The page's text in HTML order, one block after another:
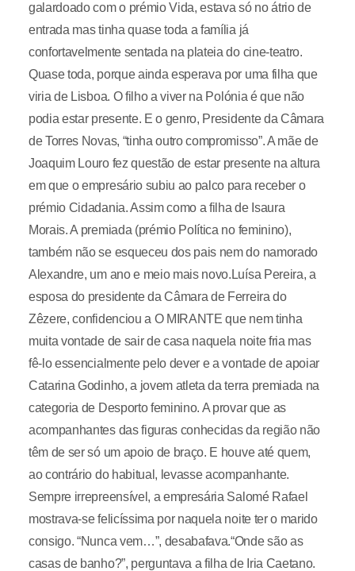
galardoado com o prémio Vida, estava só no átrio de
entrada mas tinha quase toda a família já
confortavelmente sentada na plateia do cine-teatro.
Quase toda, porque ainda esperava por uma filha que
viria de Lisboa. O filho a viver na Polónia é que não
podia estar presente. E o genro, Presidente da Câmara
de Torres Novas, “tinha outro compromisso”. A mãe de
Joaquim Louro fez questão de estar presente na altura
em que o empresário subiu ao palco para receber o
prémio Cidadania. Assim como a filha de Isaura
Morais. A premiada (prémio Política no feminino),
também não se esqueceu dos pais nem do namorado
Alexandre, um ano e meio mais novo.Luísa Pereira, a
esposa do presidente da Câmara de Ferreira do
Zêzere, confidenciou a O MIRANTE que nem tinha
muita vontade de sair de casa naquela noite fria mas
fê-lo essencialmente pelo dever e a vontade de apoiar
Catarina Godinho, a jovem atleta da terra premiada na
categoria de Desporto feminino. A provar que as
acompanhantes das figuras conhecidas da região não
têm de ser só um apoio de braço. E houve até quem,
ao contrário do habitual, levasse acompanhante.
Sempre irrepreensível, a empresária Salomé Rafael
mostrava-se felicíssima por naquela noite ter o marido
consigo. “Nunca vem…”, desabafava.“Onde são as
casas de banho?”, perguntava a filha de Iria Caetano.